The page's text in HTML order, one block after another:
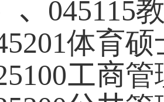
、 045115
体育硕
100工商管